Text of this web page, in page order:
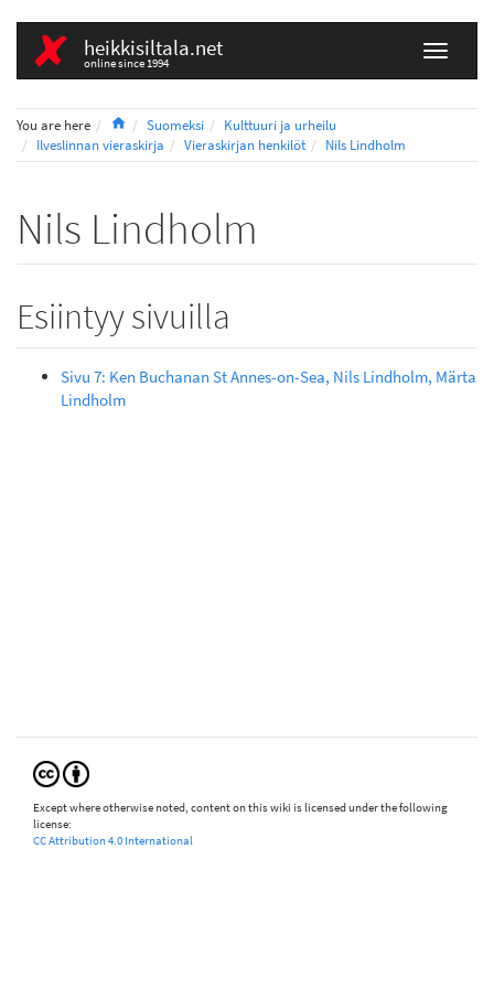
heikkisiltala.net
online since 1994
You are here HomeSuomeksi
Kulttuuri ja urheilu
Ilveslinnan vieraskirja
Vieraskirjan henkilöt Nils Lindholm
Nils Lindholm
Esiintyy sivuilla
Sivu 7: Ken Buchanan St Annes-on-Sea, Nils Lindholm, Märta
Lindholm
Except where otherwise noted, content on this wiki is licensed under the following
license:
CC Attribution 4.0 International